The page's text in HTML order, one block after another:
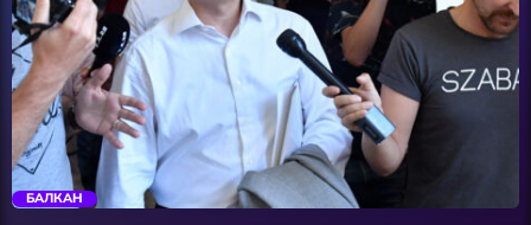
Wellness
АвтоКлуб
Балкан
trending_flat
БАЛКАН